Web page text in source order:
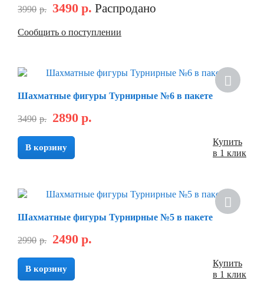
3990 р. 3490 р. Распродано
Сообщить о поступлении
Шахматные фигуры Турнирные №6 в пакете
3490 р. 2890 р.
В корзину
Купить
в 1 клик
Шахматные фигуры Турнирные №5 в пакете
2990 р. 2490 р.
В корзину
Купить
в 1 клик